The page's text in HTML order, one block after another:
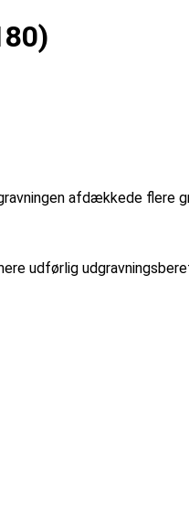
afdækkede flere
udførlig